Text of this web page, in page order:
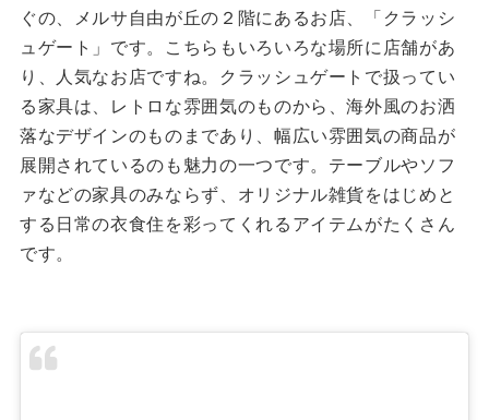
ぐの、メルサ自由が丘の２階にあるお店、「クラッシ
ュゲート」です。こちらもいろいろな場所に店舗があ
り、人気なお店ですね。クラッシュゲートで扱ってい
る家具は、レトロな雰囲気のものから、海外風のお洒
落なデザインのものまであり、幅広い雰囲気の商品が
展開されているのも魅力の一つです。テーブルやソフ
ァなどの家具のみならず、オリジナル雑貨をはじめと
する日常の衣食住を彩ってくれるアイテムがたくさん
です。